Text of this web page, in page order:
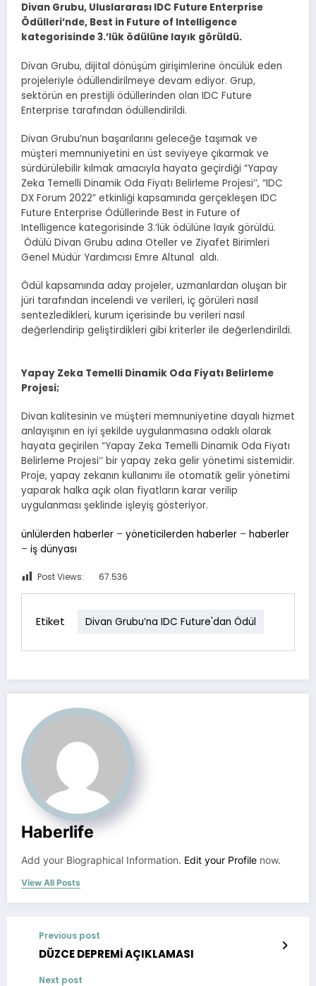
Divan Grubu, Uluslararası IDC Future Enterprise
Ödülleri’nde, Best in Future of Intelligence
kategorisinde 3.’lük ödülüne layık görüldü.
Divan Grubu, dijital dönüşüm girişimlerine öncülük eden
projeleriyle ödüllendirilmeye devam ediyor. Grup,
sektörün en prestijli ödüllerinden olan IDC Future
Enterprise tarafından ödüllendirildi.
Divan Grubu’nun başarılarını geleceğe taşımak ve
müşteri memnuniyetini en üst seviyeye çıkarmak ve
sürdürülebilir kılmak amacıyla hayata geçirdiği “Yapay
Zeka Temelli Dinamik Oda Fiyatı Belirleme Projesi’’, “IDC
DX Forum 2022” etkinliği kapsamında gerçekleşen IDC
Future Enterprise Ödüllerinde Best in Future of
Intelligence kategorisinde 3.’lük ödülüne layık görüldü.
Ödülü Divan Grubu adına Oteller ve Ziyafet Birimleri
Genel Müdür Yardımcısı Emre Altunal aldı.
Ödül kapsamında aday projeler, uzmanlardan oluşan bir
jüri tarafından incelendi ve verileri, iç görüleri nasıl
sentezledikleri, kurum içerisinde bu verileri nasıl
değerlendirip geliştirdikleri gibi kriterler ile değerlendirildi.
Yapay Zeka Temelli Dinamik Oda Fiyatı Belirleme
Projesi;
Divan kalitesinin ve müşteri memnuniyetine dayalı hizmet
anlayışının en iyi şekilde uygulanmasına odaklı olarak
hayata geçirilen “Yapay Zeka Temelli Dinamik Oda Fiyatı
Belirleme Projesi’’ bir yapay zeka gelir yönetimi sistemidir.
Proje, yapay zekanın kullanımı ile otomatik gelir yönetimi
yaparak halka açık olan fiyatların karar verilip
uygulanması şeklinde işleyiş gösteriyor.
ünlülerden haberler – yöneticilerden haberler – haberler
– iş dünyası
Post Views: 67.536
Etiket Divan Grubu’na IDC Future'dan Ödül
Haberlife
Add your Biographical Information. Edit your Profile now.
View All Posts
Previous post
DÜZCE DEPREMİ AÇIKLAMASI
Next post